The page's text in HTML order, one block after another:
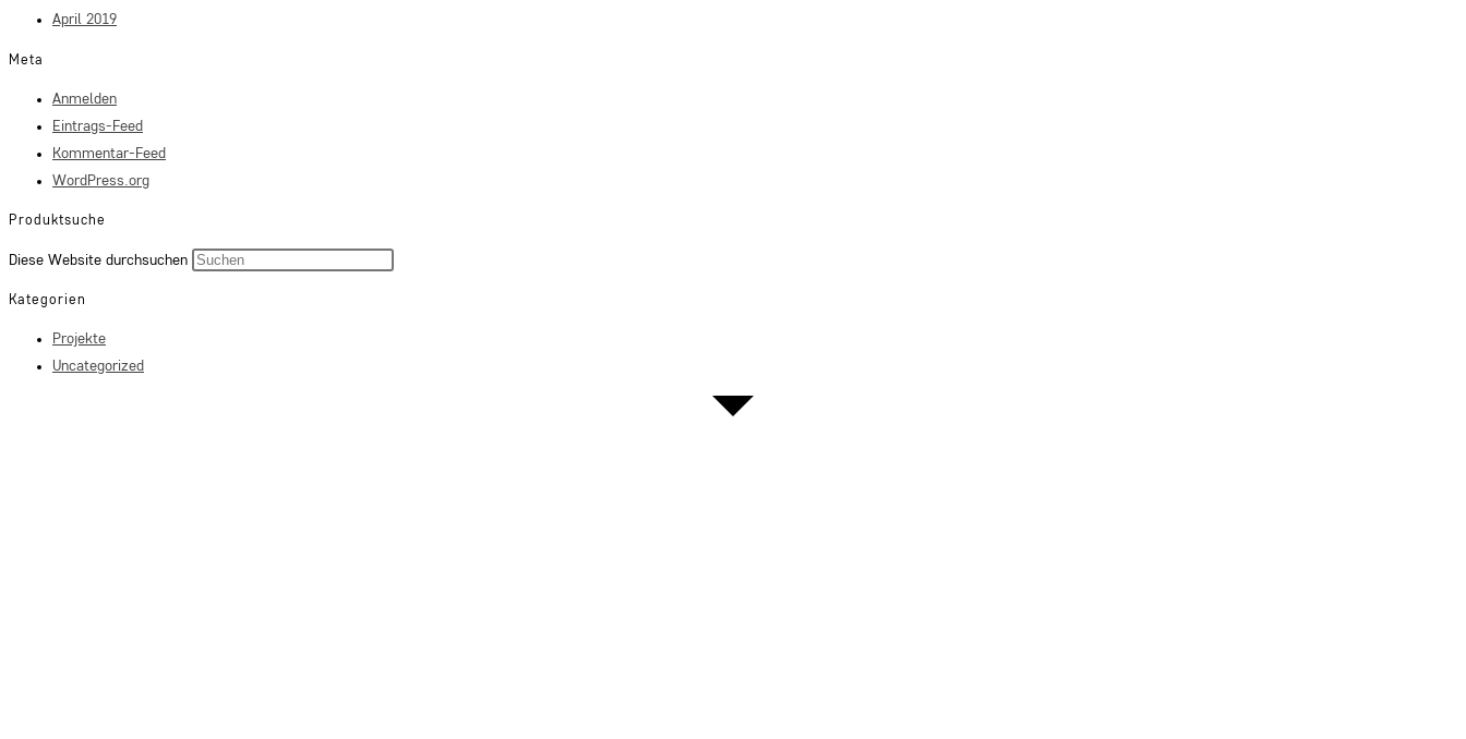
April 2019
Meta
Anmelden
Eintrags-Feed
Kommentar-Feed
WordPress.org
Produktsuche
Diese Website durchsuchen
Kategorien
Projekte
Uncategorized